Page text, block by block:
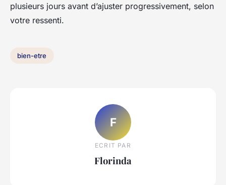
plusieurs jours avant d’ajuster progressivement, selon
votre ressenti.
bien-etre
F
ECRIT PAR
Florinda